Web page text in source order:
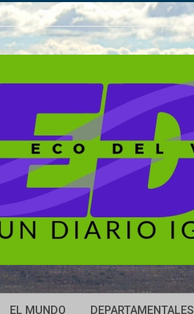
EL MUNDO DEPARTAMENTALES